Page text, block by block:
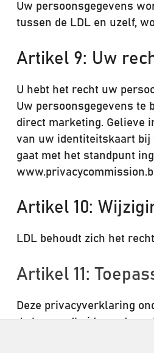
Uw persoonsgegevens
tussen de LDL en uzelf,
Artikel 9: Uw
U hebt het recht uw
Uw persoonsgegevens te
direct marketing. Gelieve
van uw identiteitskaart bij
gaat met het standpunt
Artikel 10:
LDL behoudt zich het
Artikel 11:
Deze privacyverklaring
de bevoegdheid van de